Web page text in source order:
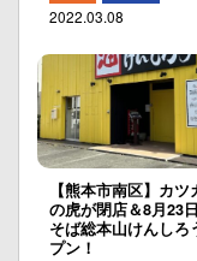
2022.03.08
【熊本市南区】カツ
の虎が閉店＆8月23
そば総本山けんしろ
プン！